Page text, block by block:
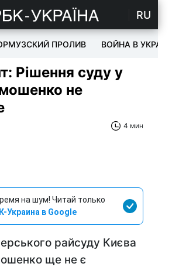
RU
ПРОЛИВ ВОЙНА В УКРАИНЕ
Рішення суду у
не
4 мин
на шум! Читай только
Украина в Google
райсуду Києва
ще не є